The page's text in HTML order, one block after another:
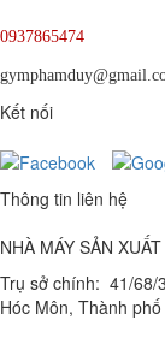
0937865474
Kết nối
Thông tin liên hệ
NHÀ MÁY SẢN
Trụ sở chính: 41/68/
Hóc Môn, Thành